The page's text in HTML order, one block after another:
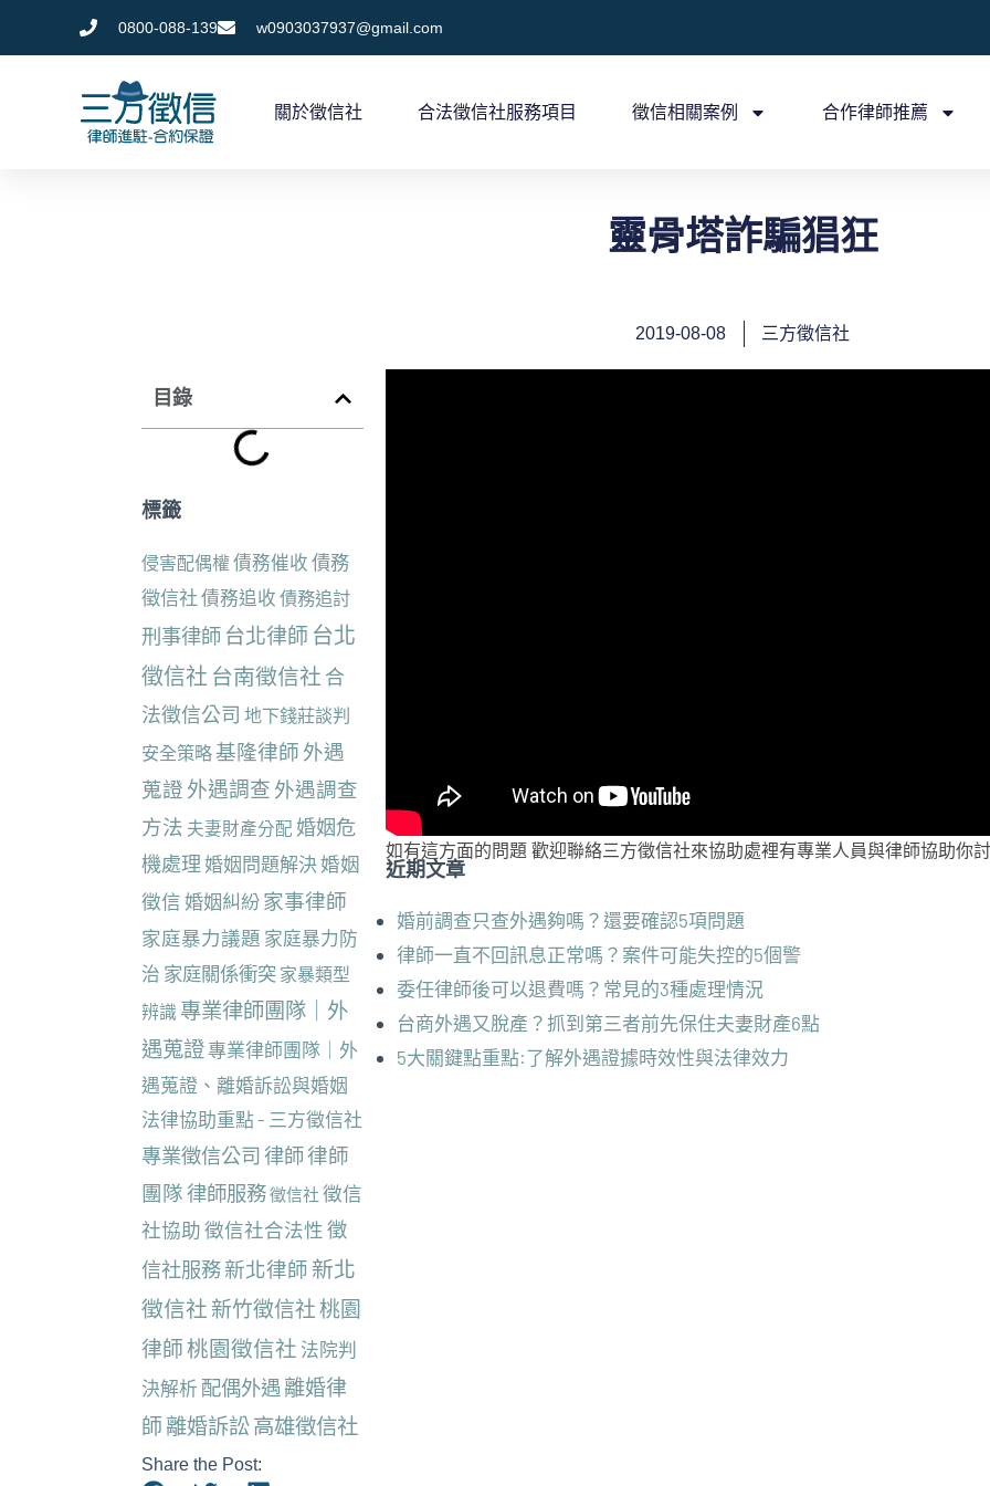
至
0800-088-139 w0903037937@gmail.com
關於徵信社 合法徵信社服務項目 徵信相關案例 合作律師推薦
靈骨塔詐騙猖狂
2019-08-08 三方徵信社
目錄
標籤
侵害配偶權債務催收 債務
徵信社 債務追收 債務追討
刑事律師 台北律師 台北
徵信社 台南徵信社 合
法徵信公司 地下錢莊談判
安全策略 基隆律師 外遇
蒐證 外遇調查 外遇調查
方法 夫妻財產分配 婚姻危
機處理 婚姻問題解決婚姻
徵信 婚姻糾紛 家事律師
家庭暴力議題 家庭暴力防
治 家庭關係衝突 家暴類型
辨識 專業律師團隊｜外
遇蒐證專業律師團隊｜外
遇蒐證、離婚訴訟與婚姻
法律協助重點 - 三方徵信社
專業徵信公司 律師律師
團隊律師服務徵信社 徵信
社協助徵信社合法性徵
信社服務 新北律師 新北
徵信社 新竹徵信社桃園
律師桃園徵信社 法院判
決解析 配偶外遇 離婚律
師 離婚訴訟高雄徵信社
Share the Post:
如有這方面的問題 歡迎聯絡三方徵信社來協助處裡有專業人員與律師協助你
近期文章
婚前調查只查外遇夠嗎？還要確認5項問題
律師一直不回訊息正常嗎？案件可能失控的5個警
委任律師後可以退費嗎？常見的3種處理情況
台商外遇又脫產？抓到第三者前先保住夫妻財產6點
5大關鍵點重點:了解外遇證據時效性與法律效力